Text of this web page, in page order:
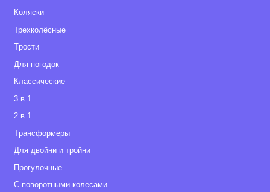
Коляски
Трехколёсные
Tрости
Для погодок
Классические
3 в 1
2 в 1
Tрансформеры
Для двойни и тройни
Прогулочные
С поворотными колесами